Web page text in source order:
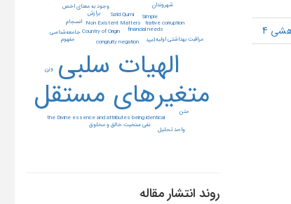
4
الهیات سلبی
متغیرهای مستقل
congruity negation
Country of Origin financial needs
Non Existent Matters
Sa’id Qumi Simple
the Divine essence and attributes being identical
trative corruption
مراقبت بهداشتی اولیه
مفهوم
نفی سنخیت خالق و مخلوق
وجود به معنای اخص
امید
انسجام
برازش
جامعه‌شناسی
شهروندان
متن
واحد تحلیل
وزن
روند انتشار مقاله